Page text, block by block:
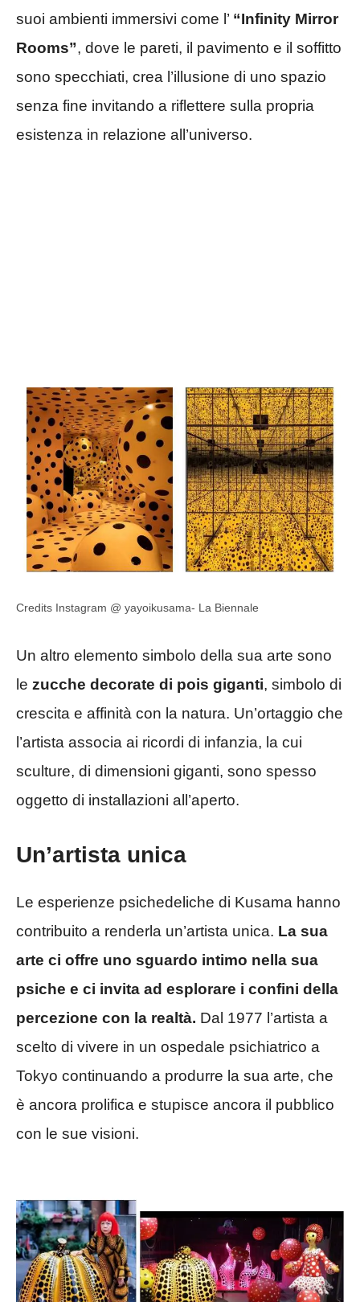
suoi ambienti immersivi come l’ “Infinity Mirror
Rooms”, dove le pareti, il pavimento e il soffitto
sono specchiati, crea l’illusione di uno spazio
senza fine invitando a riflettere sulla propria
esistenza in relazione all’universo.
Credits Instagram @ yayoikusama- La Biennale
Un altro elemento simbolo della sua arte sono
le zucche decorate di pois giganti, simbolo di
crescita e affinità con la natura. Un’ortaggio che
l’artista associa ai ricordi di infanzia, la cui
sculture, di dimensioni giganti, sono spesso
oggetto di installazioni all’aperto.
Un’artista unica
Le esperienze psichedeliche di Kusama hanno
contribuito a renderla un’artista unica. La sua
arte ci offre uno sguardo intimo nella sua
psiche e ci invita ad esplorare i confini della
percezione con la realtà. Dal 1977 l’artista a
scelto di vivere in un ospedale psichiatrico a
Tokyo continuando a produrre la sua arte, che
è ancora prolifica e stupisce ancora il pubblico
con le sue visioni.